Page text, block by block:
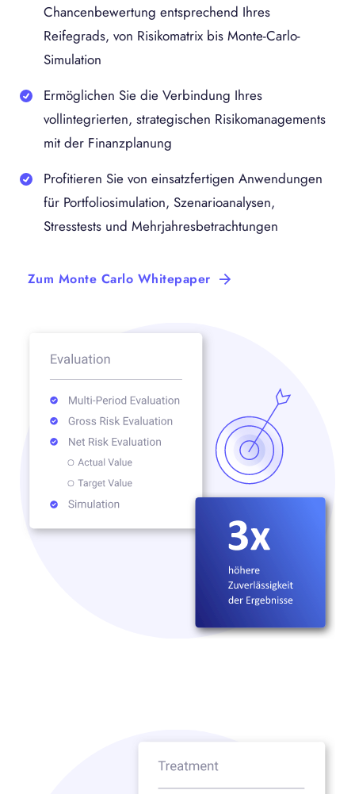
Chancenbewertung entsprechend Ihres
Reifegrads, von Risikomatrix bis Monte-Carlo-
Simulation
Ermöglichen Sie die Verbindung Ihres
vollintegrierten, strategischen Risikomanagements
mit der Finanzplanung
Profitieren Sie von einsatzfertigen Anwendungen
für Portfoliosimulation, Szenarioanalysen,
Stresstests und Mehrjahresbetrachtungen
Zum Monte Carlo Whitepaper